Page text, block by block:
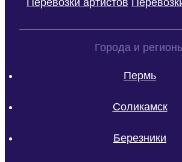
Города и
Пермь
Соликамск
Березники